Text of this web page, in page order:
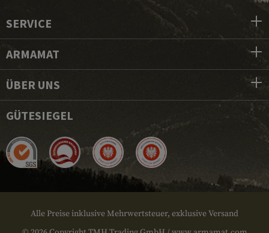
SERVICE
ARMAMAT
ÜBER UNS
GÜTESIEGEL
Alle Preise inklusive Mehrwertsteuer, exklusive Versand